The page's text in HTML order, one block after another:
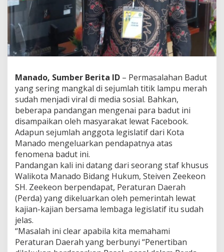
S
e
s
u
i
u
r
a
n
y
a
n
g
D
i
t
e
t
a
p
k
n
D
P
Manado, Sumber Berita ID – Permasalahan Badut
yang sering mangkal di sejumlah titik lampu merah
sudah menjadi viral di media sosial. Bahkan,
beberapa pandangan mengenai para badut ini
disampaikan oleh masyarakat lewat Facebook.
Adapun sejumlah anggota legislatif dari Kota
Manado mengeluarkan pendapatnya atas
fenomena badut ini.
Pandangan kali ini datang dari seorang staf khusus
Walikota Manado Bidang Hukum, Steiven Zeekeon
SH. Zeekeon berpendapat, Peraturan Daerah
(Perda) yang dikeluarkan oleh pemerintah lewat
kajian-kajian bersama lembaga legislatif itu sudah
jelas.
“Masalah ini clear apabila kita memahami
Peraturan Daerah yang berbunyi “Penertiban